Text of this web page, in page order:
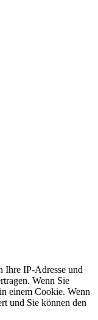
Ihre IP-Adresse und
Wenn Sie
einem Cookie. Wenn
und Sie können den